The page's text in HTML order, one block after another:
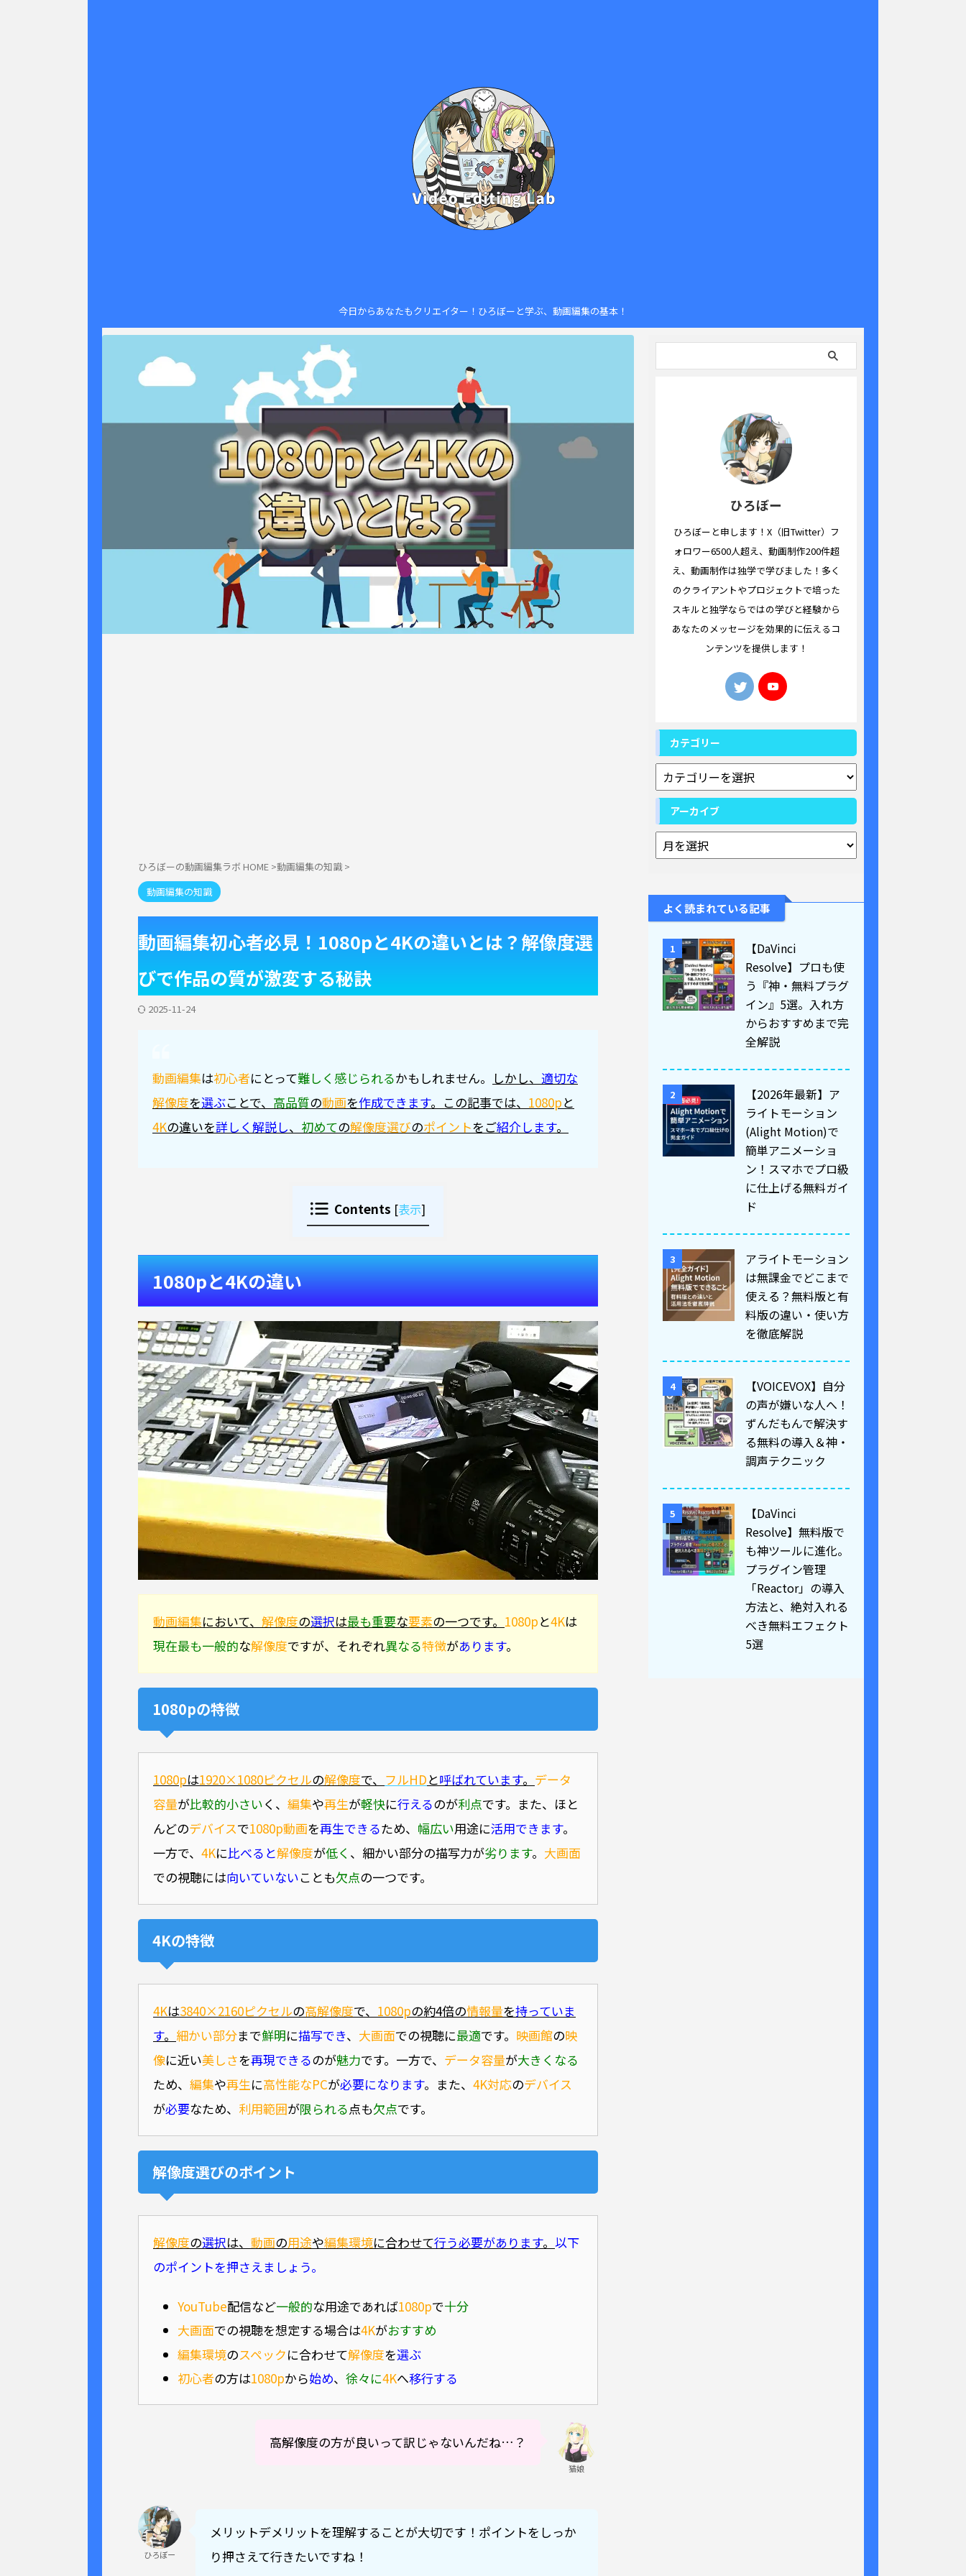
今日からあなたもクリエイター！ひろぼーと学ぶ、動画編集の基本！
ひろぼーの動画編集ラボ HOME >動画編集の知識 >
動画編集の知識
動画編集初心者必見！1080pと4Kの違いとは？解像度選
びで作品の質が激変する秘訣
2025-11-24
動画編集は初心者にとって難しく感じられるかもしれません。 しかし、 適切な
解像度を選ぶことで、 高品質の動画を作成できます。 この記事では、 1080pと
4Kの違いを詳しく解説し、 初めての解像度選びのポイントをご紹介します。
Contents [表示]
1080pと4Kの違い
動画編集において、 解像度の選択は最も重要な要素の一つです。 1080pと4Kは
現在最も一般的な解像度ですが、それぞれ異なる特徴があります。
1080pの特徴
1080pは1920×1080ピクセルの解像度で、 フルHDと呼ばれています。 データ
容量が比較的小さいく、 編集や再生が軽快に行えるのが利点です。また、ほと
んどのデバイスで1080p動画を再生できるため、 幅広い用途に活用できます。
一方で、 4Kに比べると解像度が低く 、細かい部分の描写力が劣ります。 大画面
での視聴には向いていないことも欠点の一つです。
4Kの特徴
4Kは3840×2160ピクセルの高解像度で、 1080pの約4倍の情報量を持っていま
す。 細かい部分まで鮮明に描写でき、 大画面での視聴に最適です。 映画館の映
像に近い美しさを再現できるのが魅力です。一方で、 データ容量が大きくなる
ため、 編集や再生に高性能なPCが必要になります。また、 4K対応のデバイス
が必要なため、 利用範囲が限られる点も欠点です。
解像度選びのポイント
解像度の選択は、 動画の用途や編集環境に合わせて行う必要があります。 以下
のポイントを押さえましょう。
YouTube配信など一般的な用途であれば1080pで十分
大画面での視聴を想定する場合は4Kがおすすめ
編集環境のスペックに合わせて解像度を選ぶ
初心者の方は1080pから始め、 徐々に4Kへ移行する
高解像度の方が良いって訳じゃないんだね…？
猫娘
ひろぼー
メリットデメリットを理解することが大切です！ポイントをしっか
り押さえて行きたいですね！
ひろぼー
ひろぼーと申します！X（旧Twitter）フ
ォロワー6500人超え、動画制作200件超
え、動画制作は独学で学びました！多く
のクライアントやプロジェクトで培った
スキルと独学ならではの学びと経験から
あなたのメッセージを効果的に伝えるコ
ンテンツを提供します！
カテゴリー
アーカイブ
よく読まれている記事
1
【DaVinci
Resolve】プロも使
う『神・無料プラグ
イン』5選。入れ方
からおすすめまで完
全解説
2
【2026年最新】ア
ライトモーション
(Alight Motion)で
簡単アニメーショ
ン！スマホでプロ級
に仕上げる無料ガイ
ド
3
アライトモーション
は無課金でどこまで
使える？無料版と有
料版の違い・使い方
を徹底解説
4
【VOICEVOX】自分
の声が嫌いな人へ！
ずんだもんで解決す
る無料の導入＆神・
調声テクニック
5
【DaVinci
Resolve】無料版で
も神ツールに進化。
プラグイン管理
「Reactor」の導入
方法と、絶対入れる
べき無料エフェクト
5選